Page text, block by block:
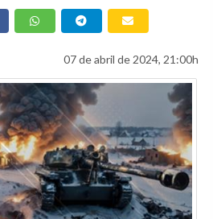
07 de abril de 2024, 21:00h